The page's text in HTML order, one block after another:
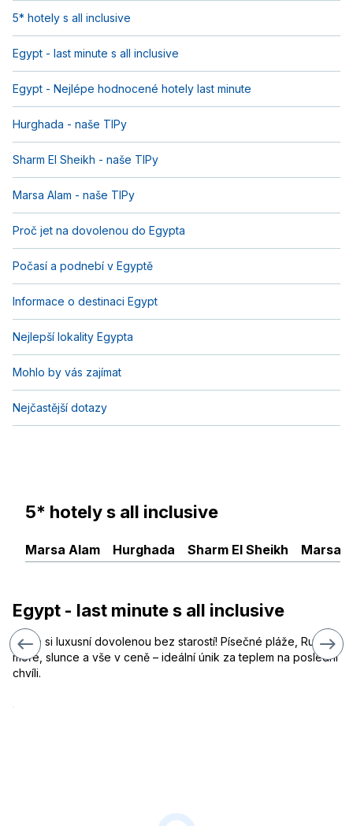
5* hotely s all inclusive
Egypt - last minute s all inclusive
Egypt - Nejlépe hodnocené hotely last minute
Hurghada - naše TIPy
Sharm El Sheikh - naše TIPy
Marsa Alam - naše TIPy
Proč jet na dovolenou do Egypta
Počasí a podnebí v Egyptě
Informace o destinaci Egypt
Nejlepší lokality Egypta
Mohlo by vás zajímat
Nejčastější dotazy
5* hotely s all inclusive
Marsa Alam Hurghada Sharm El Sheikh Marsa
Egypt - last minute s all inclusive
Užijte si luxusní dovolenou bez starostí! Písečné pláže, Rudé
moře, slunce a vše v ceně – ideální únik za teplem na poslední
chvíli.